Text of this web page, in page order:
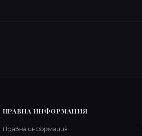
ПРАВНА ИНФОРМАЦИЯ
Правна информация